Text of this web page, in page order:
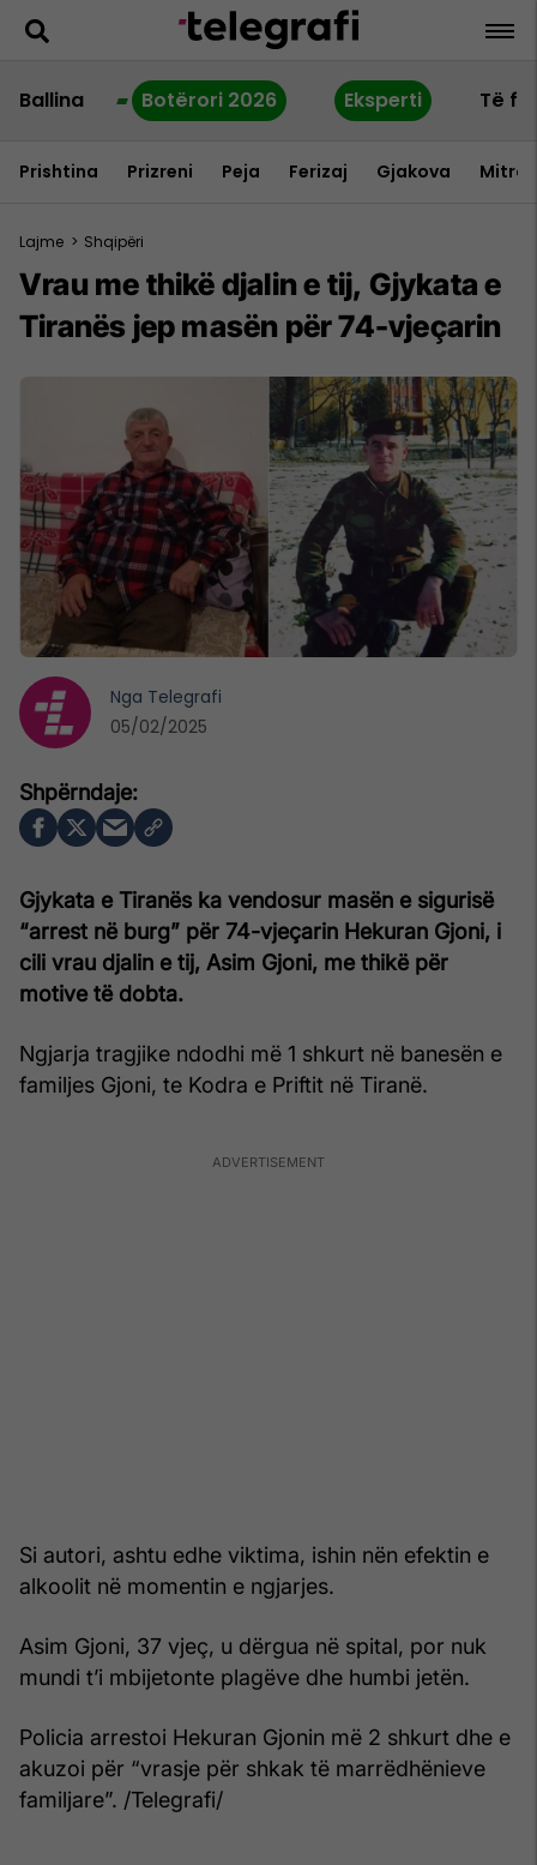
Ballina Botërori 2026 Eksperti Të
Prishtina Prizreni Peja Ferizaj Gjakova
Lajme > Shqipëri
Vrau me thikë djalin e tij, Gjykata e
Tiranës jep masën për 74-vjeçarin
Gjykata e Tiranës ka vendosur masën e sigurisë
“arrest në burg” për 74-vjeçarin Hekuran Gjoni, i
cili vrau djalin e tij, Asim Gjoni, me thikë për
motive të dobta.
Ngjarja tragjike ndodhi më 1 shkurt në banesën e
familjes Gjoni, te Kodra e Priftit në Tiranë.
Si autori, ashtu edhe viktima, ishin nën efektin e
alkoolit në momentin e ngjarjes.
Asim Gjoni, 37 vjeç, u dërgua në spital, por nuk
mundi t’i mbijetonte plagëve dhe humbi jetën.
Policia arrestoi Hekuran Gjonin më 2 shkurt dhe e
akuzoi për “vrasje për shkak të marrëdhënieve
familjare”. /Telegrafi/
Nga Telegrafi
05/02/2025